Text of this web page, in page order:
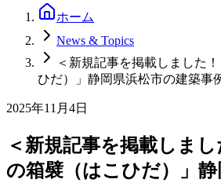
ホーム
News & Topics
＜新規記事を掲載しました
ひだ）」静岡県浜松市の建築事
2025年11月4日
＜新規記事を掲載しま
の箱襞（はこひだ）」